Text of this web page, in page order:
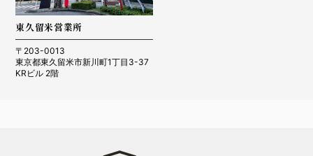
東久留米営業所
〒203-0013
東京都東久留米市新川町1丁目3-37
KRビル 2階